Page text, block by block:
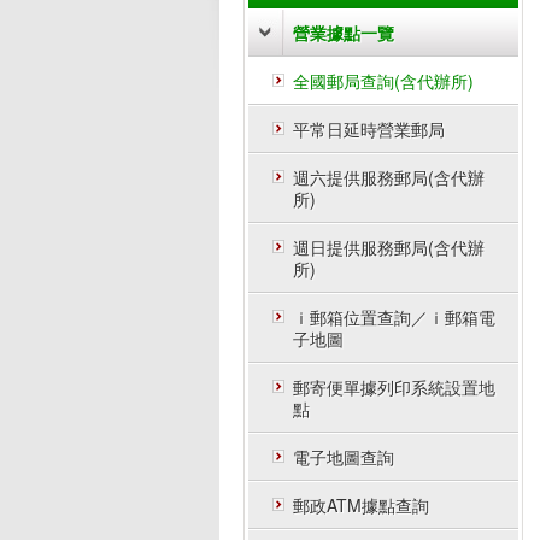
營業據點一覽
全國郵局查詢(含代辦所)
平常日延時營業郵局
週六提供服務郵局(含代辦
所)
週日提供服務郵局(含代辦
所)
ｉ郵箱位置查詢／ｉ郵箱電
子地圖
郵寄便單據列印系統設置地
點
電子地圖查詢
郵政ATM據點查詢